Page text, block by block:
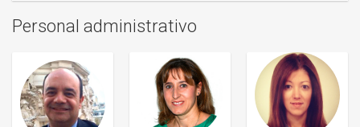
Personal administrativo